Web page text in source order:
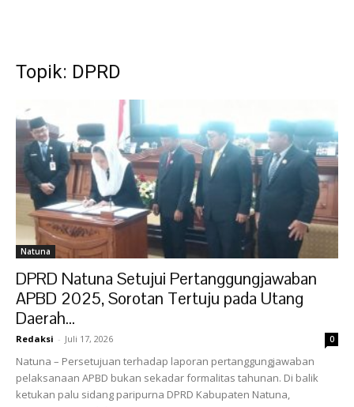
Topik: DPRD
Natuna
DPRD Natuna Setujui Pertanggungjawaban
APBD 2025, Sorotan Tertuju pada Utang
Daerah...
Redaksi - Juli 17, 2026 0
Natuna – Persetujuan terhadap laporan pertanggungjawaban
pelaksanaan APBD bukan sekadar formalitas tahunan. Di balik
ketukan palu sidang paripurna DPRD Kabupaten Natuna,